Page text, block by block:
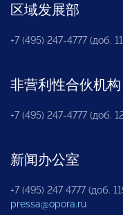
区域发展部
+7 (495) 247-4777 (доб.
非营利性合伙机构
+7 (495) 247-4777 (доб.
新闻办公室
+7 (495) 247 4777 (доб.
pressa@opora.ru